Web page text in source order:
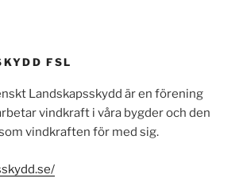
FSL
Landskapsskydd är en förening
vindkraft i våra bygder och den
vindkraften för med sig.